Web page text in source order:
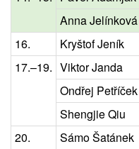
Anna Jelínková
16.
Kryštof Jeník
17.–19. Viktor Janda
Ondřej Petříček
Shengjie Qiu
20.
Sámo Šatánek